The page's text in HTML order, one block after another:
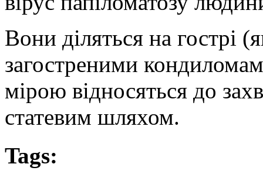
Вони діляться на гострі
загостреними
мірою відносяться до
статевим шляхом.
Tags: